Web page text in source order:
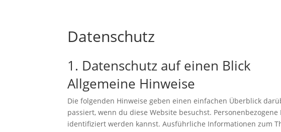
Datenschutz
1. Datenschutz auf einen Blick
Allgemeine Hinweise
Die folgenden Hinweise geben einen einfachen Überblick
passiert, wenn du diese Website besuchst.
identifiziert werden kannst. Ausführliche Informationen zum